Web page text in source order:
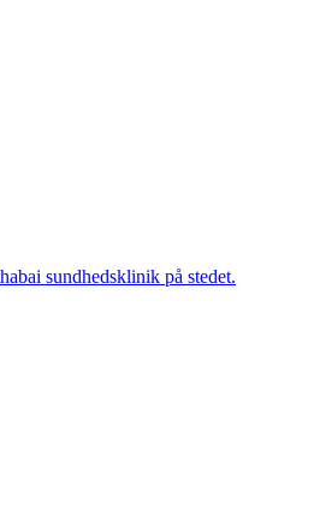
sundhedsklinik på stedet.